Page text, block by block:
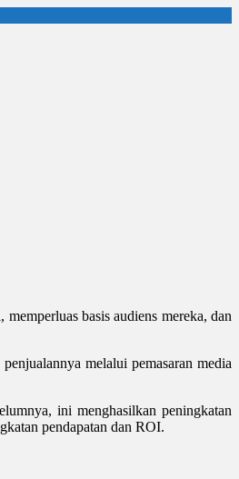
basis audiens mereka, dan
melalui pemasaran media
ini menghasilkan peningkatan
pendapatan dan ROI.